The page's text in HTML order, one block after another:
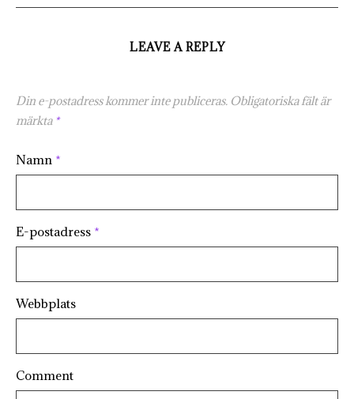
LEAVE A REPLY
Din e-postadress kommer inte publiceras. Obligatoriska fält är
märkta *
Namn *
E-postadress *
Webbplats
Comment